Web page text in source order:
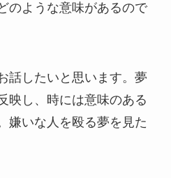
のような意味があるので
話したいと思います。夢
映し、時には意味のある
嫌いな人を殴る夢を見た